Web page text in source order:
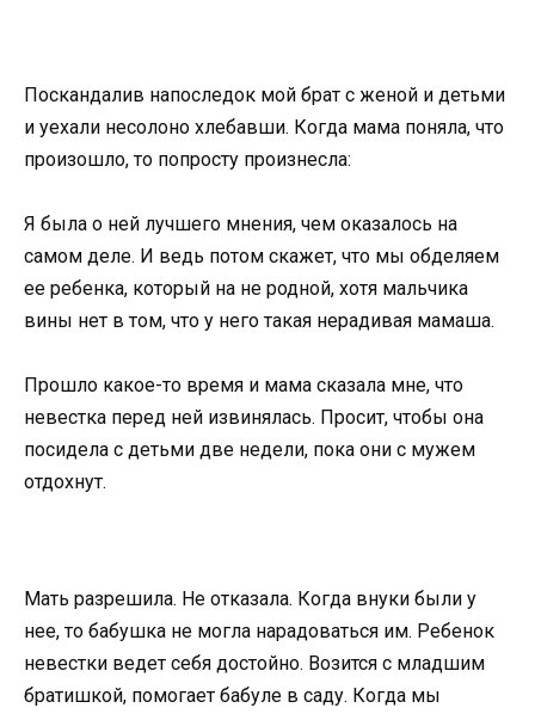
Поскандалив напоследок мой брат с женой и детьми
и уехали несолоно хлебавши. Когда мама поняла, что
произошло, то попросту произнесла:
Я была о ней лучшего мнения, чем оказалось на
самом деле. И ведь потом скажет, что мы обделяем
ее ребенка, который на не родной, хотя мальчика
вины нет в том, что у него такая нерадивая мамаша.
Прошло какое-то время и мама сказала мне, что
невестка перед ней извинялась. Просит, чтобы она
посидела с детьми две недели, пока они с мужем
отдохнут.
Мать разрешила. Не отказала. Когда внуки были у
нее, то бабушка не могла нарадоваться им. Ребенок
невестки ведет себя достойно. Возится с младшим
братишкой, помогает бабуле в саду. Когда мы